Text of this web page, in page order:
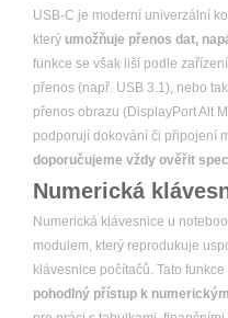
USB-C je moderní univerzální
který umožňuje přenos dat,
funkce se však liší podle
přenos (např. USB 3.1), nebo
přenos obrazu (DisplayPort Alt
podporují dokování či připojení
doporučujeme vždy ověřit
Numerická
Numerická klávesnice u
modulem, který reprodukuje
klávesnice počítačů. Tato
pohodlný přístup k